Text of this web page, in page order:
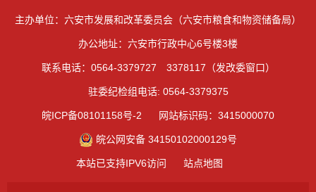
主办单位：六安市发展和改革委员会（六安市粮食和物资储备局）
办公地址：六安市行政中心6号楼3楼
联系电话：0564-3379727 3378117（发改委窗口）
驻委纪检组电话: 0564-3379375
皖ICP备08101158号-2 网站标识码：3415000070
皖公网安备 34150102000129号
本站已支持IPV6访问 站点地图